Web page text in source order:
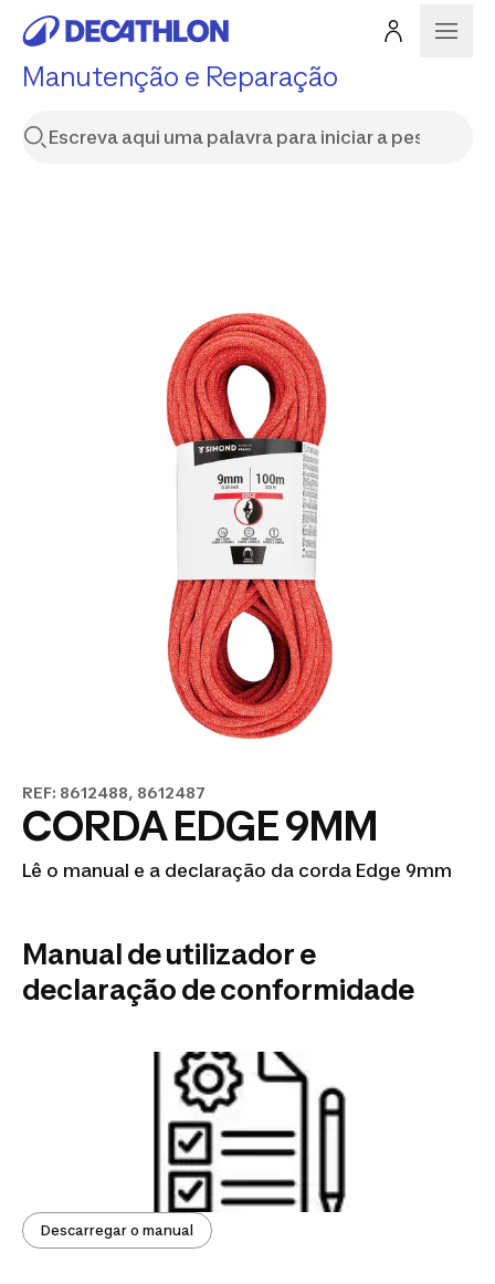
Manutenção e Reparação
REF: 8612488, 8612487
CORDA EDGE 9MM
Lê o manual e a declaração da corda Edge 9mm
Manual de utilizador e
declaração de conformidade
Descarregar o manual